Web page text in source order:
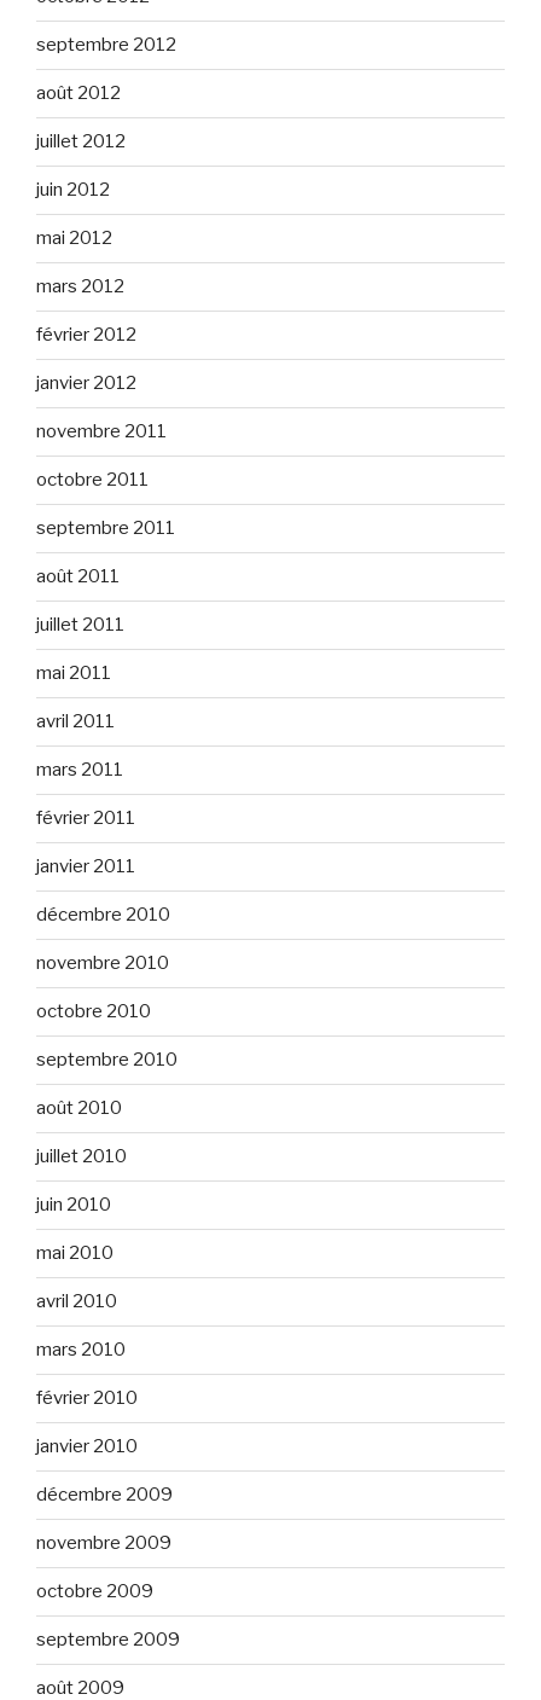
septembre 2012
août 2012
juillet 2012
juin 2012
mai 2012
mars 2012
février 2012
janvier 2012
novembre 2011
octobre 2011
septembre 2011
août 2011
juillet 2011
mai 2011
avril 2011
mars 2011
février 2011
janvier 2011
décembre 2010
novembre 2010
octobre 2010
septembre 2010
août 2010
juillet 2010
juin 2010
mai 2010
avril 2010
mars 2010
février 2010
janvier 2010
décembre 2009
novembre 2009
octobre 2009
septembre 2009
août 2009